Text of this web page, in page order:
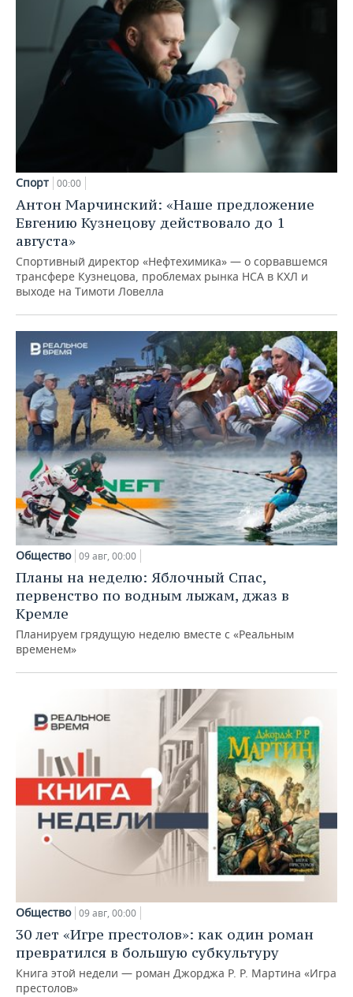
Спорт 00:00
Антон Марчинский: «Наше предложение
Евгению Кузнецову действовало до 1
августа»
Спортивный директор «Нефтехимика» — о сорвавшемся
трансфере Кузнецова, проблемах рынка НСА в КХЛ и
выходе на Тимоти Ловелла
Общество 09 авг, 00:00
Планы на неделю: Яблочный Спас,
первенство по водным лыжам, джаз в
Кремле
Планируем грядущую неделю вместе с «Реальным
временем»
Общество 09 авг, 00:00
30 лет «Игре престолов»: как один роман
превратился в большую субкультуру
Книга этой недели — роман Джорджа Р. Р. Мартина «Игра
престолов»